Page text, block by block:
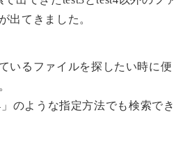
出てきました。
いるファイルを探したい時に便
のような指定方法でも検索でき